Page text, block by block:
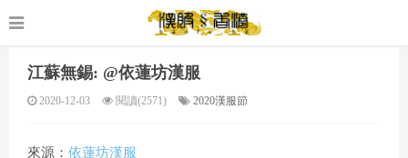
江蘇無錫: @依蓮坊漢服
2020-12-03 閱讀(2571) 2020漢服節
來源： 依蓮坊漢服